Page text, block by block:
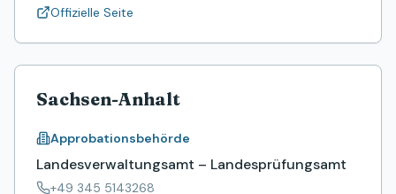
Offizielle Seite
Sachsen-Anhalt
Approbationsbehörde
Landesverwaltungsamt – Landesprüfungsamt
+49 345 5143268